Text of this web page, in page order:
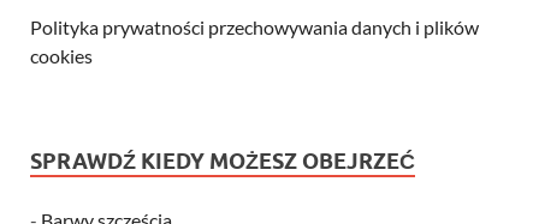
Polityka prywatności przechowywania danych i plików
cookies
SPRAWDŹ KIEDY MOŻESZ OBEJRZEĆ